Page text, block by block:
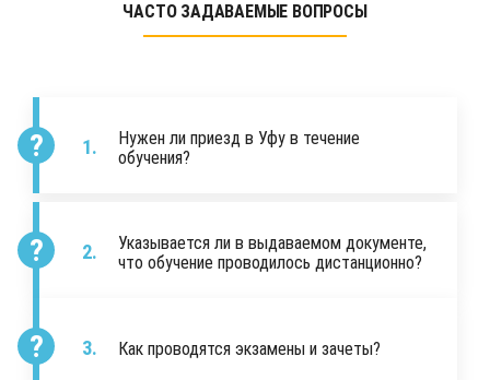
ЧАСТО ЗАДАВАЕМЫЕ ВОПРОСЫ
Нужен ли приезд в Уфу в течение
обучения?
Указывается ли в выдаваемом документе,
что обучение проводилось дистанционно?
Как проводятся экзамены и зачеты?